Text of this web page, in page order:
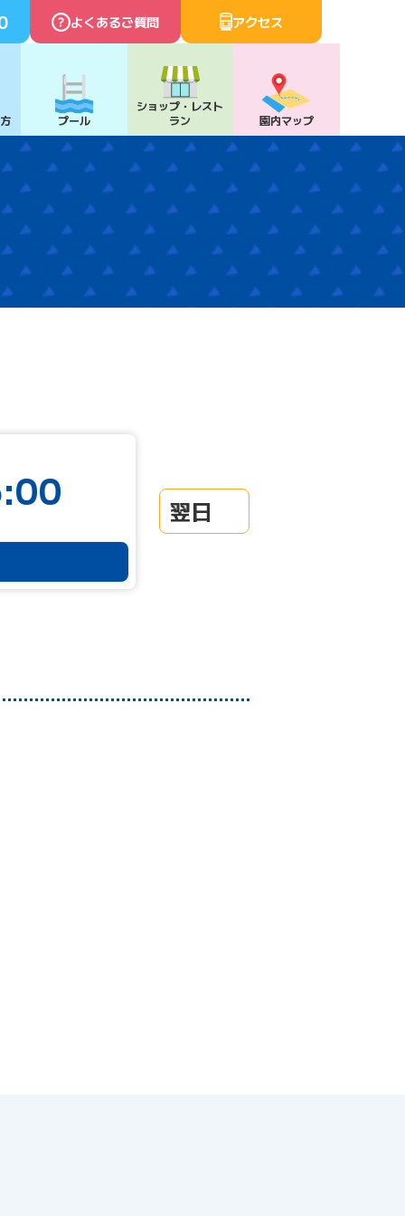
よくあるご質問 アクセス
プール
ショップ・ レスト
ラン
園内マップ
翌日